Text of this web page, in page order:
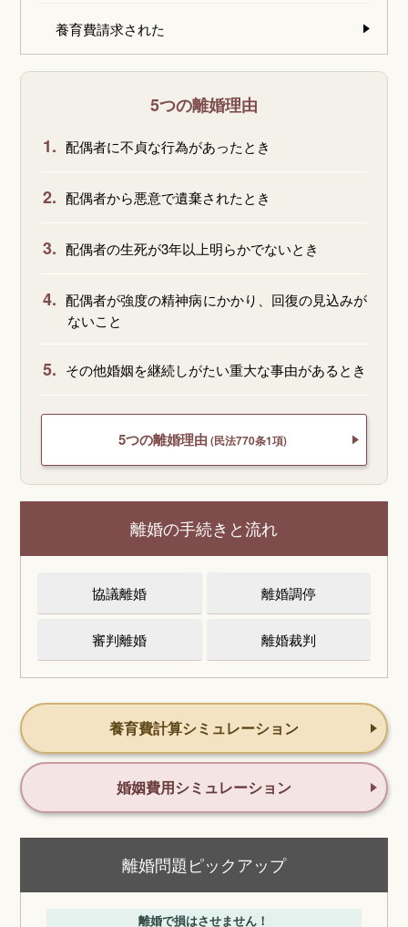
養育費請求された
5つの離婚理由
1. 配偶者に不貞な行為があったとき
2. 配偶者から悪意で遺棄されたとき
3. 配偶者の生死が3年以上明らかでないとき
4. 配偶者が強度の精神病にかかり、回復の見込みが
ないこと
5. その他婚姻を継続しがたい重大な事由があるとき
5つの離婚理由 (民法770条1項)
離婚の手続きと流れ
協議離婚 離婚調停
審判離婚 離婚裁判
養育費計算シミュレーション
婚姻費用シミュレーション
離婚問題ピックアップ
離婚で損はさせません！